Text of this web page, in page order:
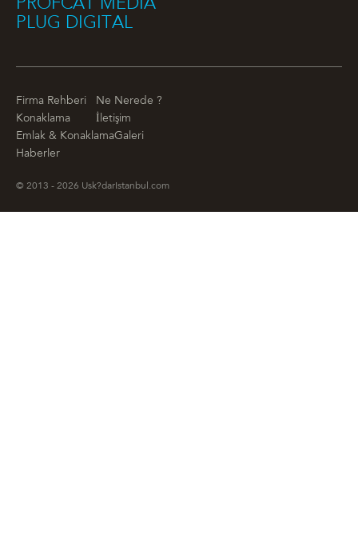
PROFCAT MEDIA
PLUG DIGITAL
Firma Rehberi
Ne Nerede ?
Konaklama
İletişim
Emlak & KonaklamaGaleri
Haberler
© 2013 - 2026 Usk?darIstanbul.com